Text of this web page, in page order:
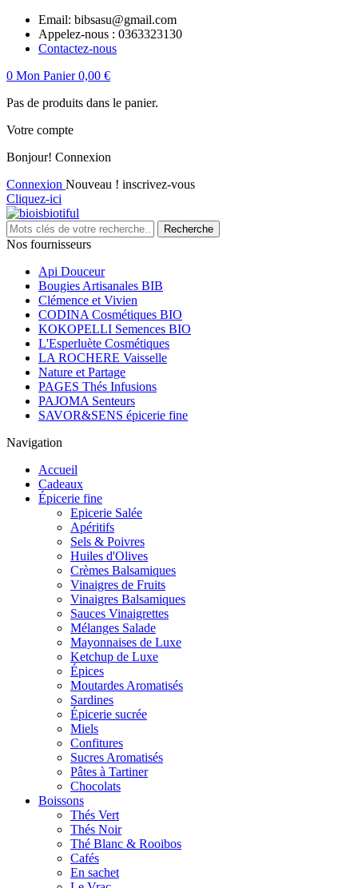
Email: bibsasu@gmail.com
Appelez-nous : 0363323130
Contactez-nous
0 Mon Panier 0,00 €
Pas de produits dans le panier.
Votre compte
Bonjour! Connexion
Connexion Nouveau ! inscrivez-vous
Cliquez-ici
Recherche
Nos fournisseurs
Api Douceur
Bougies Artisanales BIB
Clémence et Vivien
CODINA Cosmétiques BIO
KOKOPELLI Semences BIO
L'Esperluète Cosmétiques
LA ROCHERE Vaisselle
Nature et Partage
PAGES Thés Infusions
PAJOMA Senteurs
SAVOR&SENS épicerie fine
Navigation
Accueil
Cadeaux
Épicerie fine
Epicerie Salée
Apéritifs
Sels & Poivres
Huiles d'Olives
Crèmes Balsamiques
Vinaigres de Fruits
Vinaigres Balsamiques
Sauces Vinaigrettes
Mélanges Salade
Mayonnaises de Luxe
Ketchup de Luxe
Épices
Moutardes Aromatisés
Sardines
Épicerie sucrée
Miels
Confitures
Sucres Aromatisés
Pâtes à Tartiner
Chocolats
Boissons
Thés Vert
Thés Noir
Thé Blanc & Rooibos
Cafés
En sachet